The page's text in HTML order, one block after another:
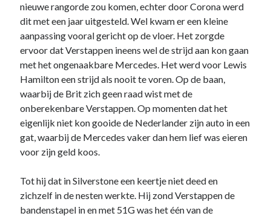
nieuwe rangorde zou komen, echter door Corona werd
dit met een jaar uitgesteld. Wel kwam er een kleine
aanpassing vooral gericht op de vloer. Het zorgde
ervoor dat Verstappen ineens wel de strijd aan kon gaan
met het ongenaakbare Mercedes. Het werd voor Lewis
Hamilton een strijd als nooit te voren. Op de baan,
waarbij de Brit zich geen raad wist met de
onberekenbare Verstappen. Op momenten dat het
eigenlijk niet kon gooide de Nederlander zijn auto in een
gat, waarbij de Mercedes vaker dan hem lief was eieren
voor zijn geld koos.
Tot hij dat in Silverstone een keertje niet deed en
zichzelf in de nesten werkte. Hij zond Verstappen de
bandenstapel in en met 51G was het één van de